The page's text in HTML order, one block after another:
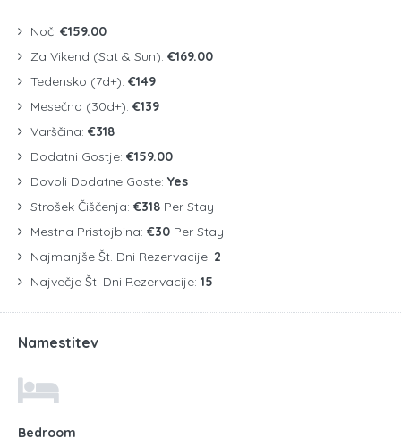
Noč: €159.00
Za Vikend (Sat & Sun): €169.00
Tedensko (7d+): €149
Mesečno (30d+): €139
Varščina: €318
Dodatni Gostje: €159.00
Dovoli Dodatne Goste: Yes
Strošek Čiščenja: €318 Per Stay
Mestna Pristojbina: €30 Per Stay
Najmanjše Št. Dni Rezervacije: 2
Največje Št. Dni Rezervacije: 15
Namestitev
Bedroom